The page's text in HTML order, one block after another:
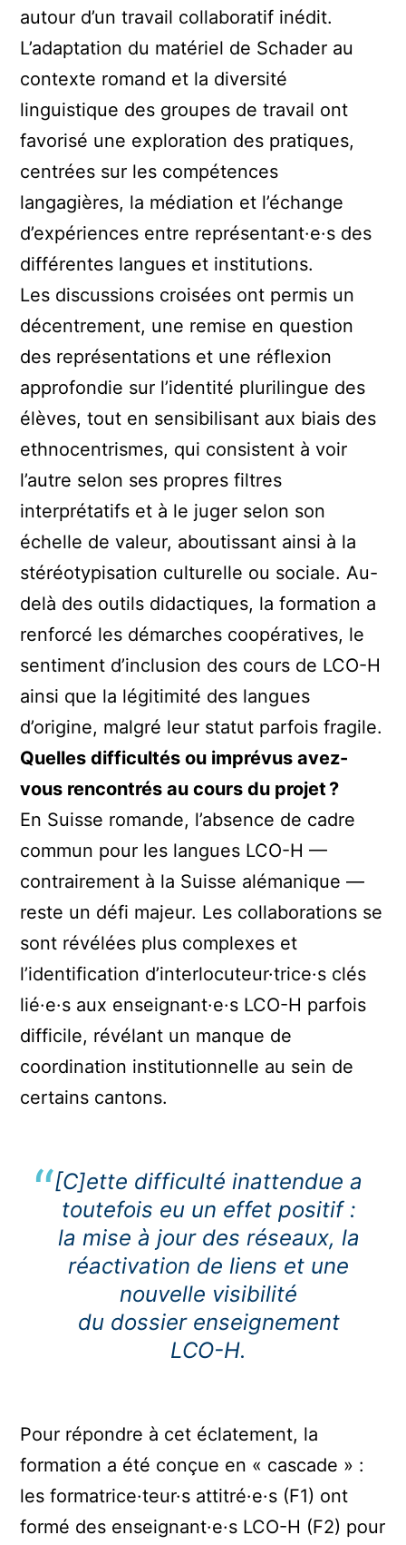
autour d’un travail collaboratif inédit.
L’adaptation du matériel de Schader au
contexte romand et la diversité
linguistique des groupes de travail ont
favorisé une exploration des pratiques,
centrées sur les compétences
langagières, la médiation et l’échange
d’expériences entre représentant·e·s des
différentes langues et institutions.
Les discussions croisées ont permis un
décentrement, une remise en question
des représentations et une réflexion
approfondie sur l’identité plurilingue des
élèves, tout en sensibilisant aux biais des
ethnocentrismes, qui consistent à voir
l’autre selon ses propres filtres
interprétatifs et à le juger selon son
échelle de valeur, aboutissant ainsi à la
stéréotypisation culturelle ou sociale. Au-
delà des outils didactiques, la formation a
renforcé les démarches coopératives, le
sentiment d’inclusion des cours de LCO-H
ainsi que la légitimité des langues
d’origine, malgré leur statut parfois fragile.
Quelles difficultés ou imprévus avez-
vous rencontrés au cours du projet ?
En Suisse romande, l’absence de cadre
commun pour les langues LCO-H —
contrairement à la Suisse alémanique —
reste un défi majeur. Les collaborations se
sont révélées plus complexes et
l’identification d’interlocuteur·trice·s clés
lié·e·s aux enseignant·e·s LCO-H parfois
difficile, révélant un manque de
coordination institutionnelle au sein de
certains cantons.
[C]ette difficulté inattendue a
toutefois eu un effet positif :
la mise à jour des réseaux, la
réactivation de liens et une
nouvelle visibilité
du dossier enseignement
LCO-H.
Pour répondre à cet éclatement, la
formation a été conçue en « cascade » :
les formatrice·teur·s attitré·e·s (F1) ont
formé des enseignant·e·s LCO-H (F2) pour